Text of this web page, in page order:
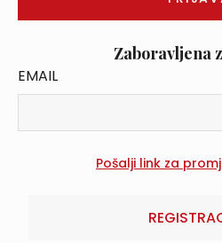
Zaboravljena
EMAIL